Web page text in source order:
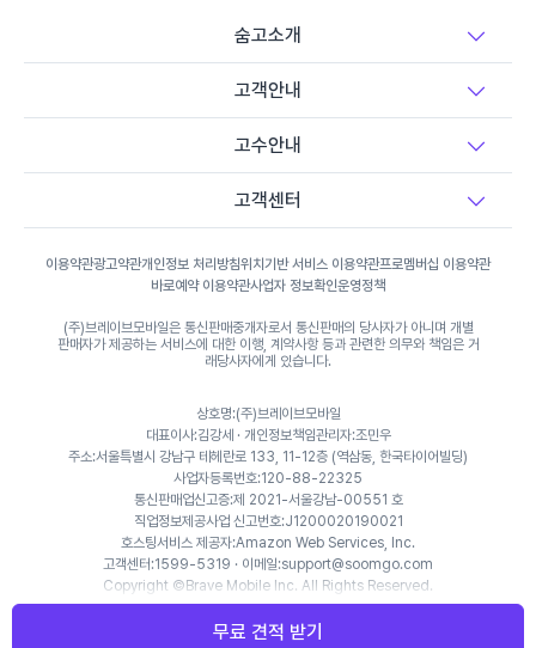
무료 견적 받기
숨고소개
고객안내
고수안내
고객센터
이용약관광고약관개인정보 처리방침위치기반 서비스 이용약관프로멤버십 이용약관
바로예약 이용약관사업자 정보확인운영정책
(주)브레이브모바일은 통신판매중개자로서 통신판매의 당사자가 아니며 개별
판매자가 제공하는 서비스에 대한 이행, 계약사항 등과 관련한 의무와 책임은 거
래당사자에게 있습니다.
상호명:(주)브레이브모바일
대표이사:김강세 · 개인정보책임관리자:조민우
주소:서울특별시 강남구 테헤란로 133, 11-12층 (역삼동, 한국타이어빌딩)
사업자등록번호:120-88-22325
통신판매업신고증:제 2021-서울강남-00551 호
직업정보제공사업 신고번호:J1200020190021
호스팅서비스 제공자:Amazon Web Services, Inc.
고객센터:1599-5319 · 이메일:support@soomgo.com
Copyright ©Brave Mobile Inc. All Rights Reserved.